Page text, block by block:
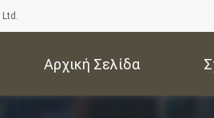
Αρχική Σελίδα